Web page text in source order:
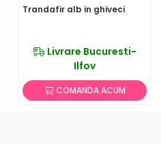
Trandafir alb in ghiveci
Livrare Bucuresti-
Ilfov
COMANDA ACUM